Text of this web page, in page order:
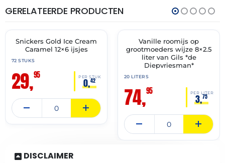
GERELATEERDE PRODUCTEN
🔥 OP=OP
THT:
31-
Snickers Gold Ice Cream
Caramel 12×6 ijsjes
72 STUKS
29,95 PER STUK
0,42
✓ VAST ASSORTIMENT
Vanille roomijs op
grootmoeders wijze 8×2.5
liter van Gils *de
Diepvriesman*
20 LITERS
74,95 PER LITER
3,75
DISCLAIMER